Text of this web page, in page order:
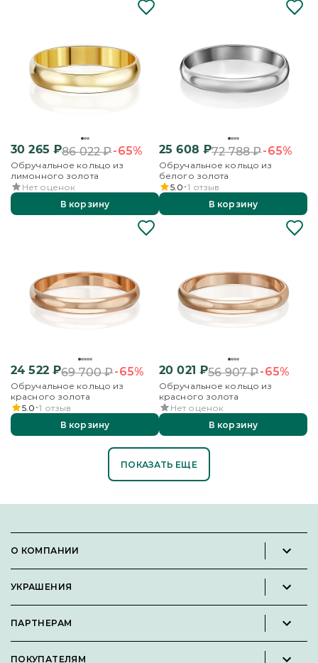
30 265 ₽86 022₽-65%
Обручальное кольцо из
лимонного золота
Нет оценок
В корзину
25 608 ₽72 788₽-65%
Обручальное кольцо из
белого золота
5.0 1 отзыв
В корзину
24 522₽69 700₽-65%
Обручальное кольцо из
красного золота
5.0 1 отзыв
В корзину
20 021 ₽56 907₽-65%
Обручальное кольцо из
красного золота
Нет оценок
В корзину
ПОКАЗАТЬ ЕЩЕ
О КОМПАНИИ
Вакансии
УКРАШЕНИЯ
Кольца
ПАРТНЕРАМ
ПОКУПАТЕЛЯМ